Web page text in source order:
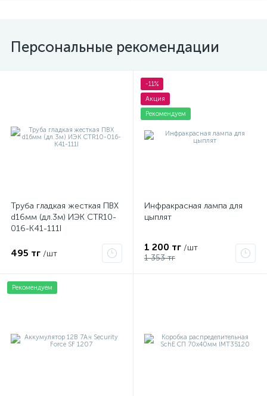
Персональные рекомендации
Труба гладкая жесткая ПВХ
d16мм (дл.3м) ИЭК CTR10-
016-K41-111I
495 тг /шт
-11%
Акция
Рекомендуем
Инфракрасная лампа для
цыплят
1 200 тг /шт
1 353 тг
Рекомендуем